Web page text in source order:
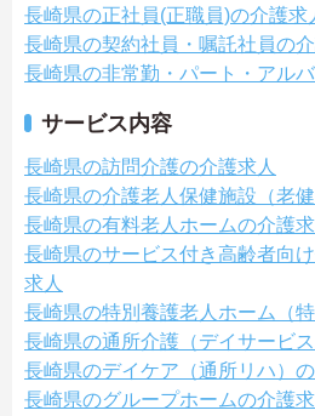
長崎県の正社員(正職員)の介護求
長崎県の契約社員・嘱託社員の
長崎県の非常勤・パート・アル
サービス内容
長崎県の訪問介護の介護求人
長崎県の介護老人保健施設（老
長崎県の有料老人ホームの介護求
長崎県のサービス付き高齢者向
求人
長崎県の特別養護老人ホーム（
長崎県の通所介護（デイサービ
長崎県のデイケア（通所リハ）
長崎県のグループホームの介護求